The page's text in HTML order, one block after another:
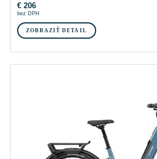
€206
bez DPH
ZOBRAZIŤ DETAIL